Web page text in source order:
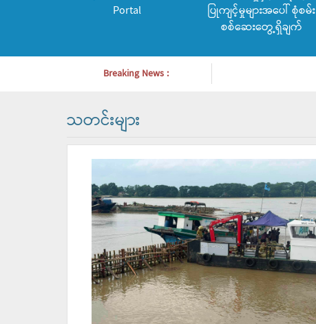
Portal
ပြုကျင့်မှုများအပေါ် စုံစမ်း
စစ်ဆေးတွေ့ရှိချက်
Breaking News :
သတင်းများ